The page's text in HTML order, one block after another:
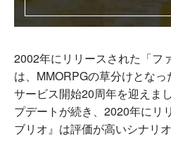
2002年にリリースされた「フ
は、MMORPGの草分けとな
サービス開始20周年を迎えま
プデートが続き、2020年にリ
ブリオ』は評価が高いシナリオ